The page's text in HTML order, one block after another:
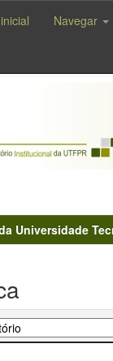
Navegar
Universidade